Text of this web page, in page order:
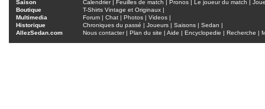
Saison Calendrier| Feuilles de match Pronos Le joueur du match
Boutique
T-Shirts Vintage et Originaux |
Multimedia
Forum | Chat | Photos | Videos |
Historique
Chroniques du passé | Joueurs | Saisons | Sedan |
AllezSedan.com
Nous contacter| Plan du site | Aide | Encyclopedie | Recherche |